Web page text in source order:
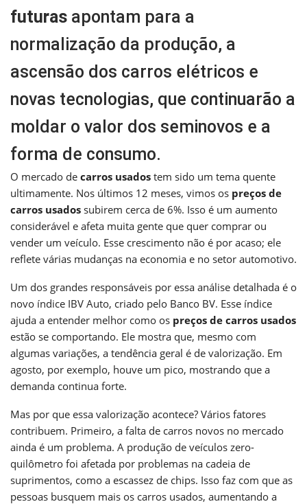
futuras apontam para a
normalização da produção, a
ascensão dos carros elétricos e
novas tecnologias, que continuarão a
moldar o valor dos seminovos e a
forma de consumo.
O mercado de carros usados tem sido um tema quente
ultimamente. Nos últimos 12 meses, vimos os preços de
carros usados subirem cerca de 6%. Isso é um aumento
considerável e afeta muita gente que quer comprar ou
vender um veículo. Esse crescimento não é por acaso; ele
reflete várias mudanças na economia e no setor automotivo.
Um dos grandes responsáveis por essa análise detalhada é o
novo índice IBV Auto, criado pelo Banco BV. Esse índice
ajuda a entender melhor como os preços de carros usados
estão se comportando. Ele mostra que, mesmo com
algumas variações, a tendência geral é de valorização. Em
agosto, por exemplo, houve um pico, mostrando que a
demanda continua forte.
Mas por que essa valorização acontece? Vários fatores
contribuem. Primeiro, a falta de carros novos no mercado
ainda é um problema. A produção de veículos zero-
quilômetro foi afetada por problemas na cadeia de
suprimentos, como a escassez de chips. Isso faz com que as
pessoas busquem mais os carros usados, aumentando a